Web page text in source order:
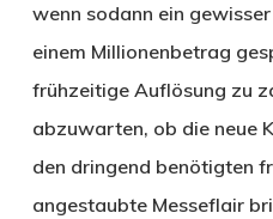
wenn sodann ein
einem Millionenbetrag
frühzeitige Auflösung zu
abzuwarten, ob die neue
den dringend benötigten
angestaubte Messeflair